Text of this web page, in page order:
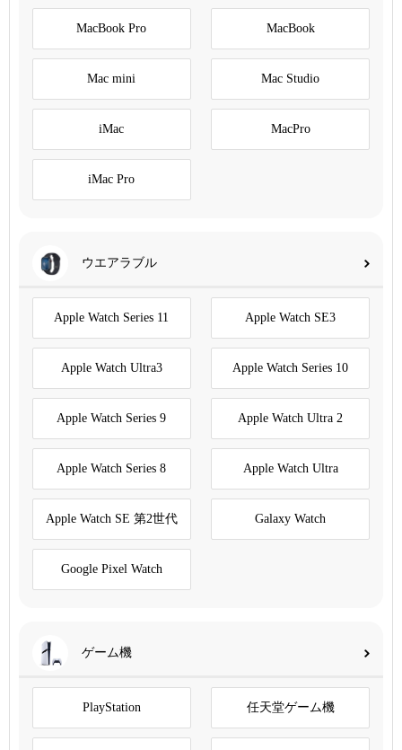
MacBook Pro MacBook
Mac mini Mac Studio
iMac MacPro
iMac Pro
ウエアラブル
Apple Watch Series 11 Apple Watch SE3
Apple Watch Ultra3 Apple Watch Series 10
Apple Watch Series 9 Apple Watch Ultra 2
Apple Watch Series 8 Apple Watch Ultra
Apple Watch SE 第2世代 Galaxy Watch
Google Pixel Watch
ゲーム機
PlayStation 任天堂ゲーム機